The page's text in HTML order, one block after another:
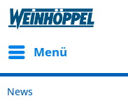
Menü
News